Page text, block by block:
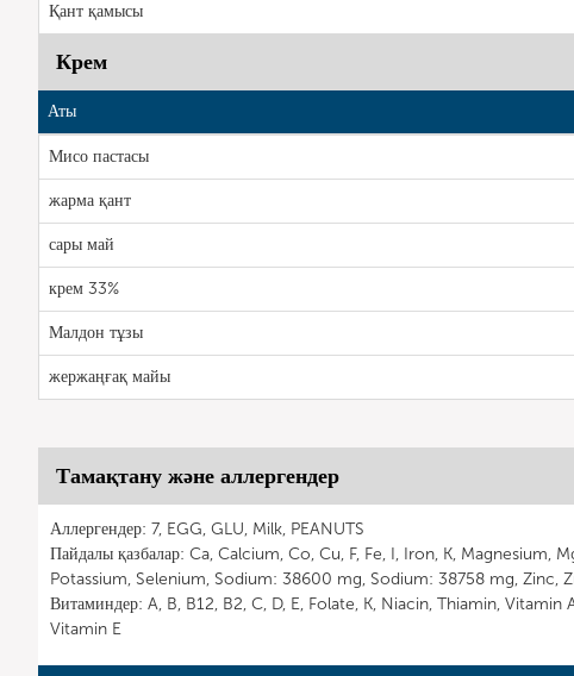
Қант қамысы
Крем
Аты
Мисо пастасы
жарма қант
сары май
крем 33%
Малдон тұзы
жержаңғақ майы
Тамақтану және аллергендер
Аллергендер: 7, EGG, GLU, Milk, PEANUTS
Пайдалы қазбалар: Ca, Calcium, Co, Cu, F, Fe, I, Iron, K, Magnesium,
Potassium, Selenium, Sodium: 38600 mg, Sodium: 38758 mg, Zinc,
Витаминдер: A, B, B12, B2, C, D, E, Folate, K, Niacin, Thiamin, Vitamin
Vitamin E